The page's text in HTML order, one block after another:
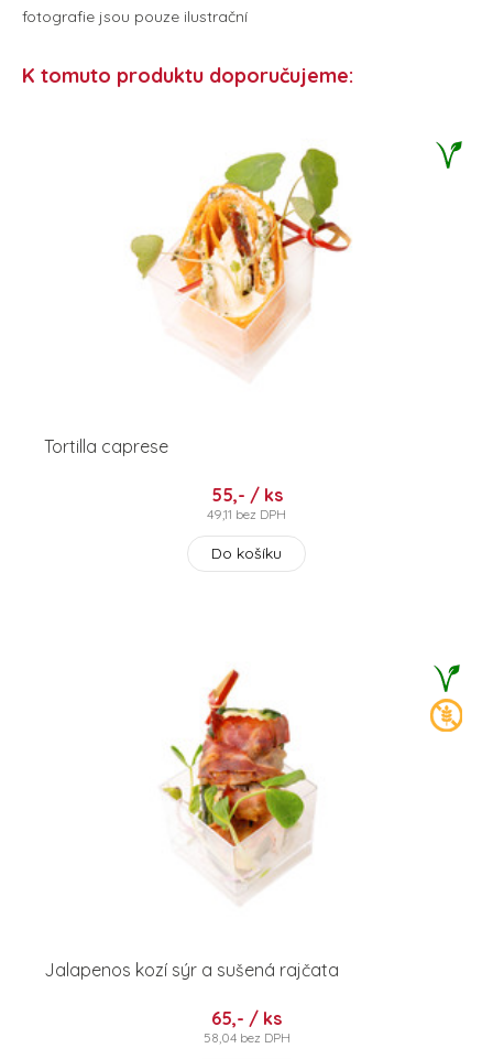
fotografie jsou pouze ilustrační
K tomuto produktu doporučujeme:
Tortilla caprese
55,- / ks
49,11 bez DPH
Do košíku
Jalapenos kozí sýr a sušená rajčata
65,- / ks
58,04 bez DPH